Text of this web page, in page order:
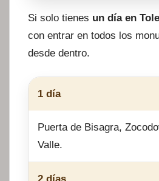
Si solo tienes un día en
con entrar en todos los
desde dentro.
1 día
Puerta de Bisagra,
Valle.